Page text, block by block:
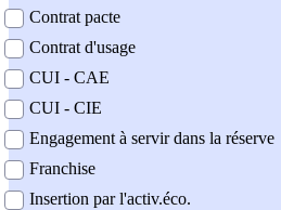
Contrat pacte
Contrat d'usage
CUI - CAE
CUI - CIE
Engagement à servir dans la réserve
Franchise
Insertion par l'activ.éco.